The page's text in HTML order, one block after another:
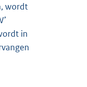
wordt
in